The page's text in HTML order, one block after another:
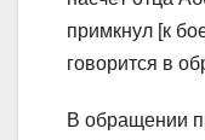
примкнул [к
говорится в
В обращении